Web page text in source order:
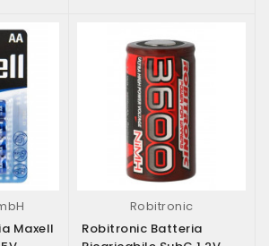
Maxell
Robitronic
Robitronic Batteria